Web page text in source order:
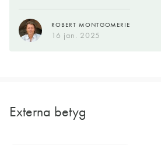
ROBERT MONTGOMERIE
16 jan. 2025
Externa betyg